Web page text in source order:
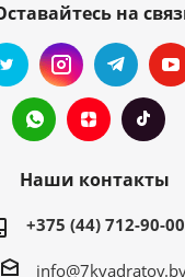
на
Наши контакты
+375 (44) 712-90-00